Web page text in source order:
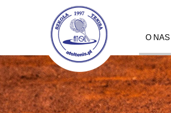
Menu
O NAS